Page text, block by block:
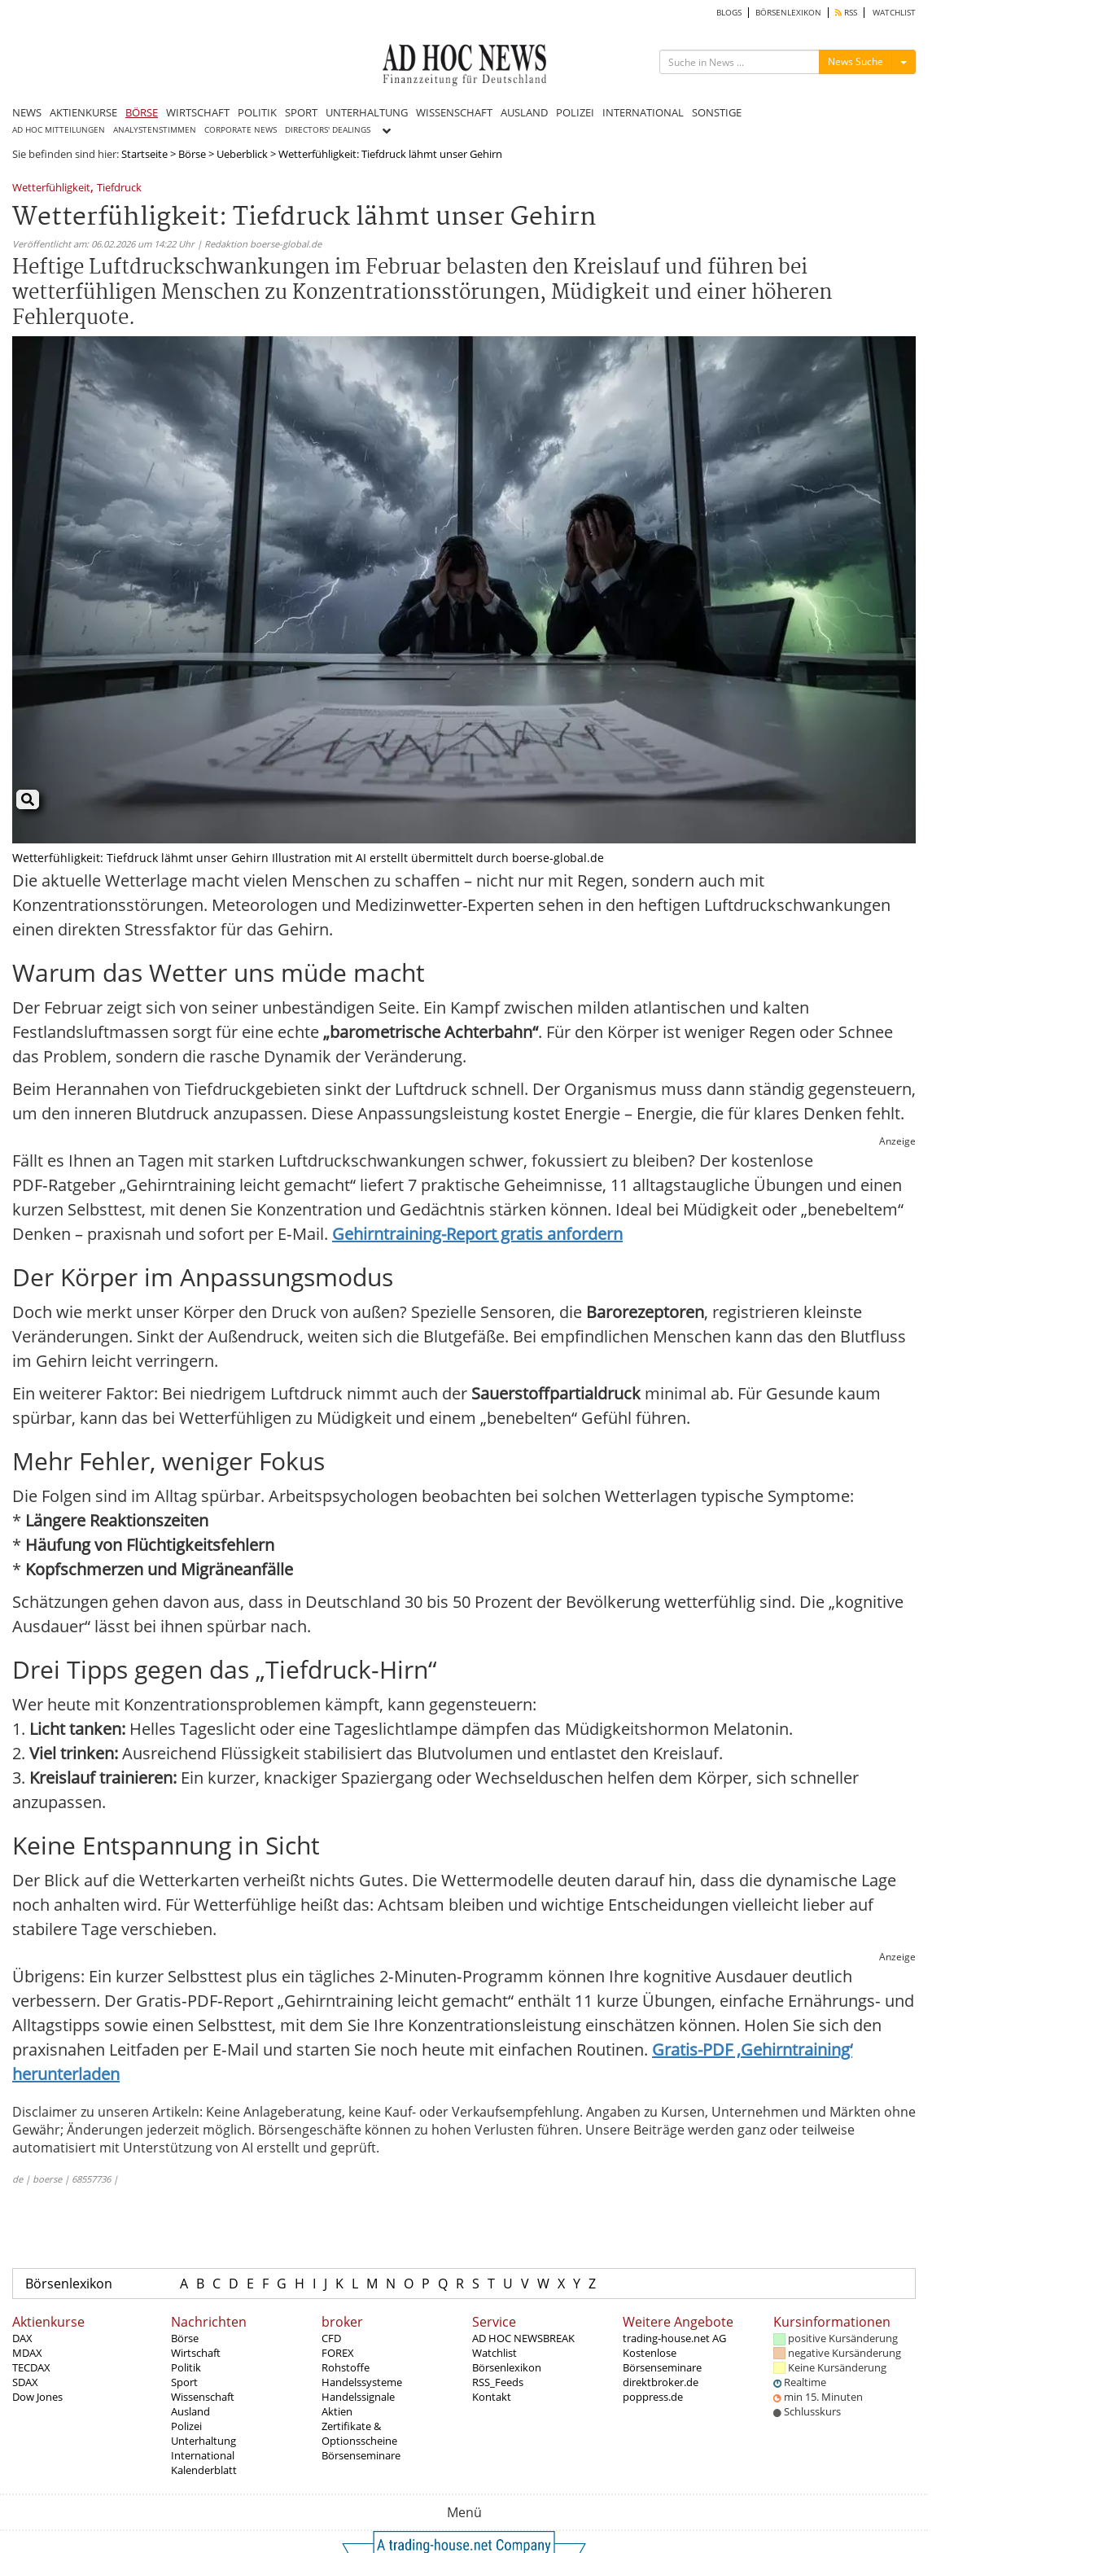
BLOGS BÖRSENLEXIKON RSS WATCHLIST
News Suche Menü ein-/ausblenden
NEWS AKTIENKURSE BÖRSE WIRTSCHAFT POLITIK SPORT UNTERHALTUNG WISSENSCHAFT AUSLAND POLIZEI INTERNATIONAL SONSTIGE
AD HOC MITTEILUNGEN ANALYSTENSTIMMEN CORPORATE NEWS DIRECTORS' DEALINGS
Sie befinden sind hier:Startseite> Börse> Ueberblick>Wetterfühligkeit: Tiefdruck lähmt unser Gehirn
Wetterfühligkeit, Tiefdruck
Wetterfühligkeit: Tiefdruck lähmt unser Gehirn
Veröffentlicht am: 06.02.2026 um 14:22 Uhr | Redaktion boerse-global.de
Heftige Luftdruckschwankungen im Februar belasten den Kreislauf und führen bei
wetterfühligen Menschen zu Konzentrationsstörungen, Müdigkeit und einer höheren
Fehlerquote.
Wetterfühligkeit: Tiefdruck lähmt unser Gehirn Illustration mit AI erstellt übermittelt durch boerse-global.de
Die aktuelle Wetterlage macht vielen Menschen zu schaffen – nicht nur mit Regen, sondern auch mit
Konzentrationsstörungen. Meteorologen und Medizinwetter-Experten sehen in den heftigen Luftdruckschwankungen
einen direkten Stressfaktor für das Gehirn.
Warum das Wetter uns müde macht
Der Februar zeigt sich von seiner unbeständigen Seite. Ein Kampf zwischen milden atlantischen und kalten
Festlandsluftmassen sorgt für eine echte„barometrische Achterbahn“. Für den Körper ist weniger Regen oder Schnee
das Problem, sondern die rasche Dynamik der Veränderung.
Beim Herannahen von Tiefdruckgebieten sinkt der Luftdruck schnell. Der Organismus muss dann ständig gegensteuern,
um den inneren Blutdruck anzupassen. Diese Anpassungsleistung kostet Energie – Energie, die für klares Denken fehlt.
Anzeige
Fällt es Ihnen an Tagen mit starken Luftdruckschwankungen schwer, fokussiert zu bleiben? Der kostenlose
PDF‑Ratgeber „Gehirntraining leicht gemacht“ liefert 7 praktische Geheimnisse, 11 alltagstaugliche Übungen und einen
kurzen Selbsttest, mit denen Sie Konzentration und Gedächtnis stärken können. Ideal bei Müdigkeit oder „benebeltem“
Denken – praxisnah und sofort per E‑Mail. Gehirntraining-Report gratis anfordern
Der Körper im Anpassungsmodus
Doch wie merkt unser Körper den Druck von außen? Spezielle Sensoren, die Barorezeptoren, registrieren kleinste
Veränderungen. Sinkt der Außendruck, weiten sich die Blutgefäße. Bei empfindlichen Menschen kann das den Blutfluss
im Gehirn leicht verringern.
Ein weiterer Faktor: Bei niedrigem Luftdruck nimmt auch der Sauerstoffpartialdruckminimal ab. Für Gesunde kaum
spürbar, kann das bei Wetterfühligen zu Müdigkeit und einem „benebelten“ Gefühl führen.
Mehr Fehler, weniger Fokus
Die Folgen sind im Alltag spürbar. Arbeitspsychologen beobachten bei solchen Wetterlagen typische Symptome:
* Längere Reaktionszeiten
* Häufung von Flüchtigkeitsfehlern
* Kopfschmerzen und Migräneanfälle
Schätzungen gehen davon aus, dass in Deutschland 30 bis 50 Prozent der Bevölkerung wetterfühlig sind. Die „kognitive
Ausdauer“ lässt bei ihnen spürbar nach.
Drei Tipps gegen das „Tiefdruck-Hirn“
Wer heute mit Konzentrationsproblemen kämpft, kann gegensteuern:
1. Licht tanken: Helles Tageslicht oder eine Tageslichtlampe dämpfen das Müdigkeitshormon Melatonin.
2. Viel trinken:Ausreichend Flüssigkeit stabilisiert das Blutvolumen und entlastet den Kreislauf.
3. Kreislauf trainieren: Ein kurzer, knackiger Spaziergang oder Wechselduschen helfen dem Körper, sich schneller
anzupassen.
Keine Entspannung in Sicht
Der Blick auf die Wetterkarten verheißt nichts Gutes. Die Wettermodelle deuten darauf hin, dass die dynamische Lage
noch anhalten wird. Für Wetterfühlige heißt das: Achtsam bleiben und wichtige Entscheidungen vielleicht lieber auf
stabilere Tage verschieben.
Anzeige
Übrigens: Ein kurzer Selbsttest plus ein tägliches 2‑Minuten‑Programm können Ihre kognitive Ausdauer deutlich
verbessern. Der Gratis‑PDF‑Report „Gehirntraining leicht gemacht“ enthält 11 kurze Übungen, einfache Ernährungs‑ und
Alltagstipps sowie einen Selbsttest, mit dem Sie Ihre Konzentrationsleistung einschätzen können. Holen Sie sich den
praxisnahen Leitfaden per E‑Mail und starten Sie noch heute mit einfachen Routinen. Gratis-PDF ‚Gehirntraining‘
herunterladen
Disclaimer zu unseren Artikeln: Keine Anlageberatung, keine Kauf- oder Verkaufsempfehlung. Angaben zu Kursen, Unternehmen und Märkten ohne
Gewähr; Änderungen jederzeit möglich. Börsengeschäfte können zu hohen Verlusten führen. Unsere Beiträge werden ganz oder teilweise
automatisiert mit Unterstützung von AI erstellt und geprüft.
de | boerse | 68557736 |
Börsenlexikon A B C D E F G H I J K L M N O P Q R S T U V W X Y Z
Aktienkurse
DAX
MDAX
TECDAX
SDAX
Dow Jones
Nachrichten
Börse
Wirtschaft
Politik
Sport
Wissenschaft
Ausland
Polizei
Unterhaltung
International
Kalenderblatt
broker
CFD
FOREX
Rohstoffe
Handelssysteme
Handelssignale
Aktien
Zertifikate &
Optionsscheine
Börsenseminare
Service
AD HOC NEWSBREAK
Watchlist
Börsenlexikon
RSS_Feeds
Kontakt
Weitere Angebote
trading-house.net AG
Kostenlose
Börsenseminare
direktbroker.de
poppress.de
Kursinformationen
positive Kursänderung
negative Kursänderung
Keine Kursänderung
Realtime
min 15. Minuten
Schlusskurs
Menü